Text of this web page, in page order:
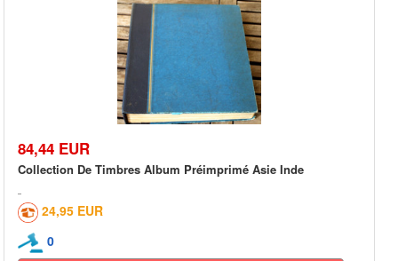
84,44 EUR
Collection De Timbres Album Préimprimé Asie Inde
24,95 EUR
0